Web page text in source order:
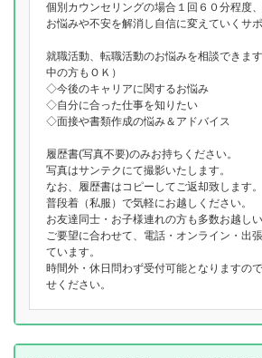
個別カウンセリングの場合１回６０分程度
お悩みや不安を解消し自信に変えていくサ
就職活動、転職活動のお悩みを相談できま
中の方もＯＫ）
◇今後のキャリアに関するお悩み
◇自分に合った仕事を知りたい
◇面接や書類作成の悩み＆アドバイス
履歴書(写真不要)のみお持ちください。
写真はサンテクにて撮影いたします。
なお、履歴書はコピーしてご返却致します。
普段着（私服）で気軽にお越しください。
お友達同士・お子様連れの方も多数お越し
ご要望に合わせて、電話・オンライン・出
ています。
時間外・休日問わず受付可能となりますの
せください。